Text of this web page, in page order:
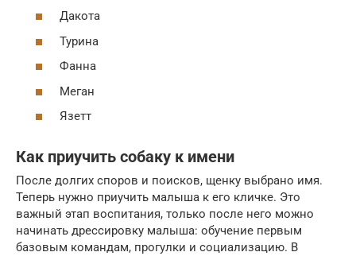
Дакота
Турина
Фанна
Меган
Язетт
Как приучить собаку к имени
После долгих споров и поисков, щенку выбрано имя.
Теперь нужно приучить малыша к его кличке. Это
важный этап воспитания, только после него можно
начинать дрессировку малыша: обучение первым
базовым командам, прогулки и социализацию. В